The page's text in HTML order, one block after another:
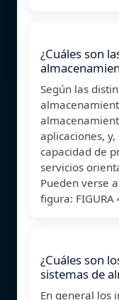
¿Cuáles son
Según las
aplicaciones,
capacidad de
servicios
Pueden verse
figura: FIGURA
¿Cuáles son
sistemas de
En general los